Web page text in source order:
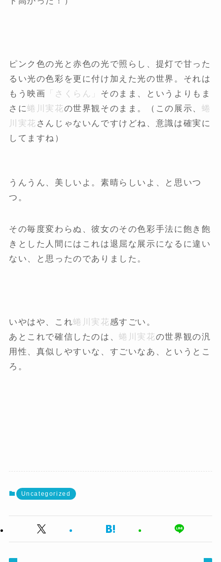
ピンク色の光と赤色の光で照らし、提灯で甘った
るい光の色彩を更に付け加えた光の世界。それは
もう映画 「さくらん」 そのまま、というよりもま
さに蜷川実花の世界観そのまま。（この展示、 蜷
川実花 さんじゃないんですけどね、意識は確実に
してますね）
うんうん、美しいよ。素晴らしいよ、と思いつ
つ。
その毎度変わらぬ、彼女のその色彩手法に飽き飽
きとした人間にはこれは退屈な展示になるに違い
ない、と思ったのでありました。
いやはや、これ蜷川実花 感すごい。
あとこれで確信したのは、蜷川実花の世界観の汎
用性、真似しやすいな、すごいなあ、というとこ
ろ。
Uncategorized